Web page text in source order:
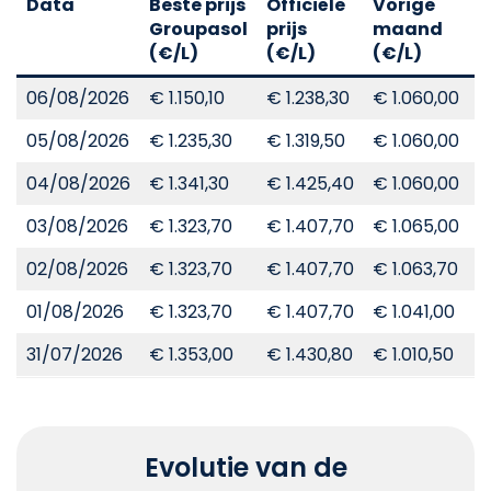
Groupasol
(€/L)
prijs
(€/L)
maand
(€/L)
06/08/2026
€ 1.150,10 € 1.238,30 € 1.060,00
05/08/2026
€ 1.235,30 € 1.319,50 € 1.060,00
04/08/2026
€ 1.341,30 € 1.425,40 € 1.060,00
03/08/2026
€ 1.323,70 € 1.407,70 € 1.065,00
02/08/2026
€ 1.323,70 € 1.407,70 € 1.063,70
01/08/2026
€ 1.323,70 € 1.407,70 € 1.041,00
31/07/2026
€ 1.353,00 € 1.430,80 € 1.010,50
Evolutie van de